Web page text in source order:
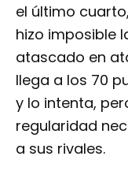
el último
hizo imposible
atascado en
llega a los 70
y lo intenta,
regularidad
a sus rivales.